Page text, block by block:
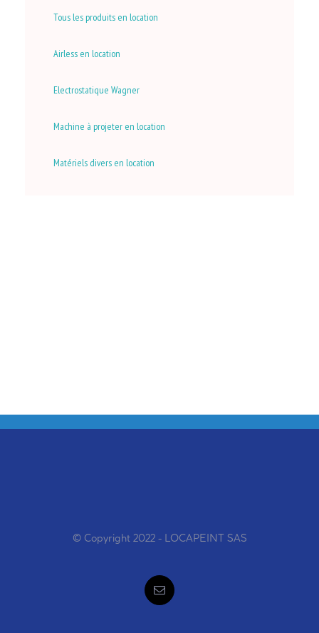
Tous les produits en location
Airless en location
Electrostatique Wagner
Machine à projeter en location
Matériels divers en location
© Copyright 2022 - LOCAPEINT SAS
Email